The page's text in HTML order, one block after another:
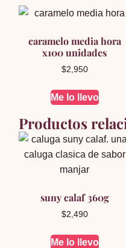
caramelo media hora
x100 unidades
$2,950
Me lo llevo
Productos
suny calaf 360g
$2,490
Me lo llevo